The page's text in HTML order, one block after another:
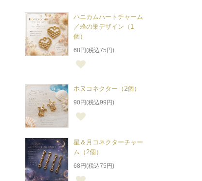
ハニカムハートチャーム
／蜂の巣デザイン（1
個）
68円(税込75円)
ホヌコネクター（2個）
90円(税込99円)
星＆月コネクターチャー
ム（2個）
68円(税込75円)